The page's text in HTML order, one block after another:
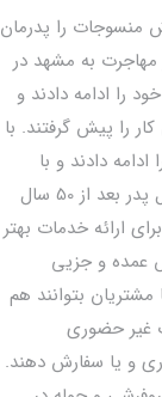
منسوجات را پدرمان
مهاجرت به مشهد در
خود را ادامه دادند و
را پیش گرفتند. با
ادامه دادند و با
فروش انواع روفرشی و حوله، شغل پدر بعد از 50 سال
ارائه خدمات بهتر
سال 1400 فروش عمده و جزیی
مشتریان بتوانند هم
غیر حضوری
و یا سفارش دهند.